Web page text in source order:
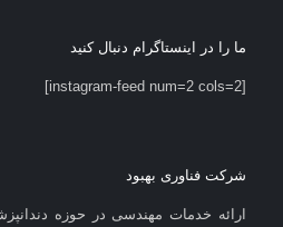
ما را در اینستاگرام دنبال کنید
[instagram-feed num=2 cols=2]
شرکت فناوری بهبود
ارائه خدمات مهندسی در حوزه